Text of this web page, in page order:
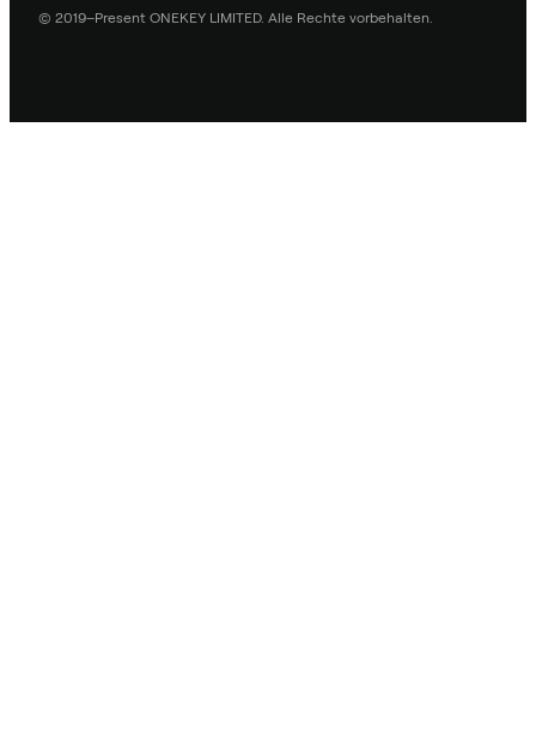
© 2019–Present ONEKEY LIMITED. Alle Rechte vorbehalten.